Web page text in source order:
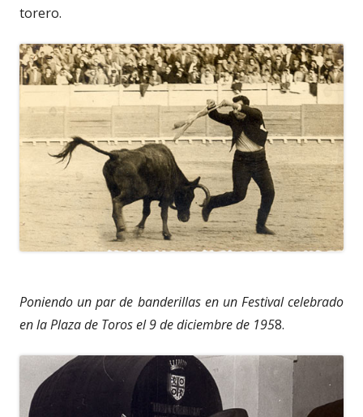
torero.
Poniendo un par de banderillas en un Festival celebrado
en la Plaza de Toros el 9 de diciembre de 1958.